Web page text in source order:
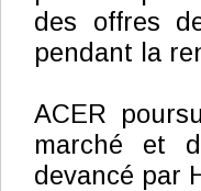
des offres
pendant la
ACER
marché et
devancé par